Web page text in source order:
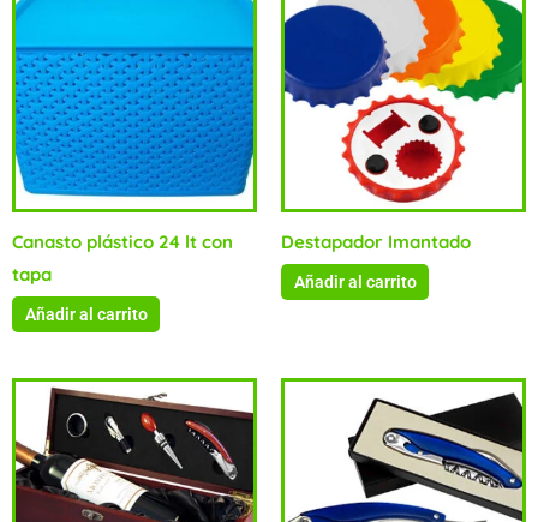
Canasto plástico 24 lt con
tapa
Añadir al carrito
Destapador Imantado
Añadir al carrito